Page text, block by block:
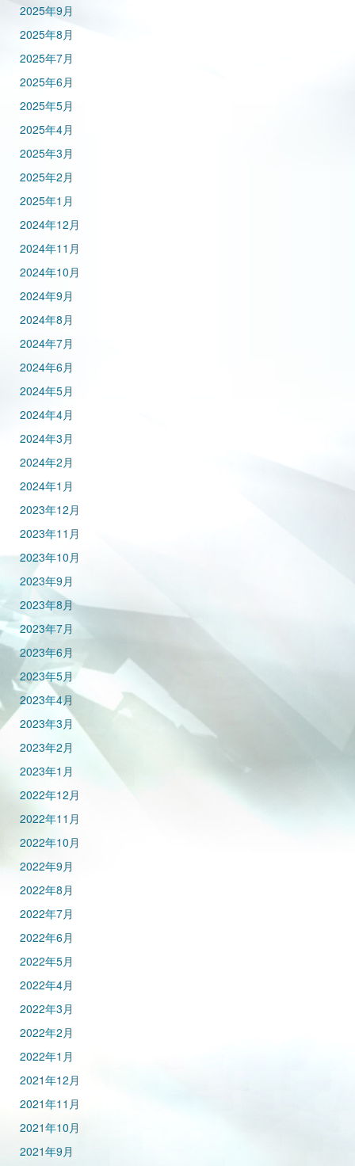
2025年9月
2025年8月
2025年7月
2025年6月
2025年5月
2025年4月
2025年3月
2025年2月
2025年1月
2024年12月
2024年11月
2024年10月
2024年9月
2024年8月
2024年7月
2024年6月
2024年5月
2024年4月
2024年3月
2024年2月
2024年1月
2023年12月
2023年11月
2023年10月
2023年9月
2023年8月
2023年7月
2023年6月
2023年5月
2023年4月
2023年3月
2023年2月
2023年1月
2022年12月
2022年11月
2022年10月
2022年9月
2022年8月
2022年7月
2022年6月
2022年5月
2022年4月
2022年3月
2022年2月
2022年1月
2021年12月
2021年11月
2021年10月
2021年9月